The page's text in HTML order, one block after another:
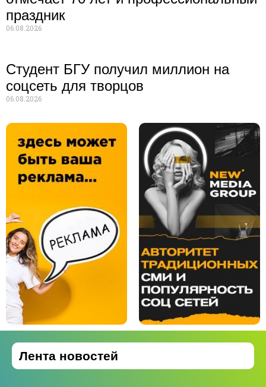
праздник
06.08.2026
Студент БГУ получил миллион на
соцсеть для творцов
06.08.2026
Лента новостей